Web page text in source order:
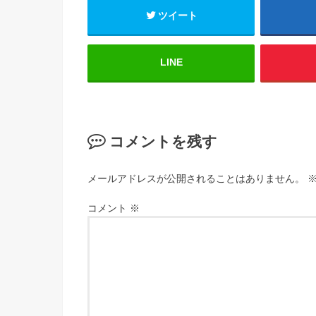
ツイート
LINE
コメントを残す
メールアドレスが公開されることはありません。
コメント ※